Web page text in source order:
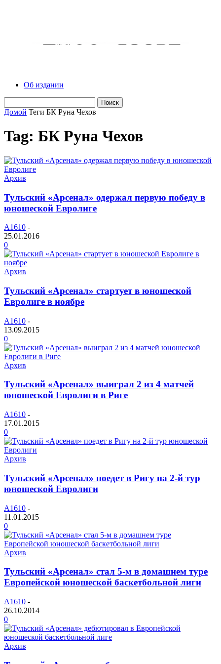
Об издании
Домой Теги БК Руна Чехов
Tag: БК Руна Чехов
Архив
Тульский «Арсенал» одержал первую победу в
юношеской Евролиге
A1610 -
25.01.2016
0
Архив
Тульский «Арсенал» стартует в юношеской
Евролиге в ноябре
A1610 -
13.09.2015
0
Архив
Тульский «Арсенал» выиграл 2 из 4 матчей
юношеской Евролиги в Риге
A1610 -
17.01.2015
0
Архив
Тульский «Арсенал» поедет в Ригу на 2-й тур
юношеской Евролиги
A1610 -
11.01.2015
0
Архив
Тульский «Арсенал» стал 5-м в домашнем туре
Европейской юношеской баскетбольной лиги
A1610 -
26.10.2014
0
Архив